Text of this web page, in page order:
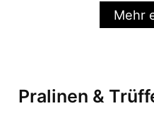
Mehr
Pralinen &